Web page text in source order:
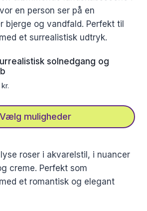
solnedgang og
kr.
Vælg muligheder